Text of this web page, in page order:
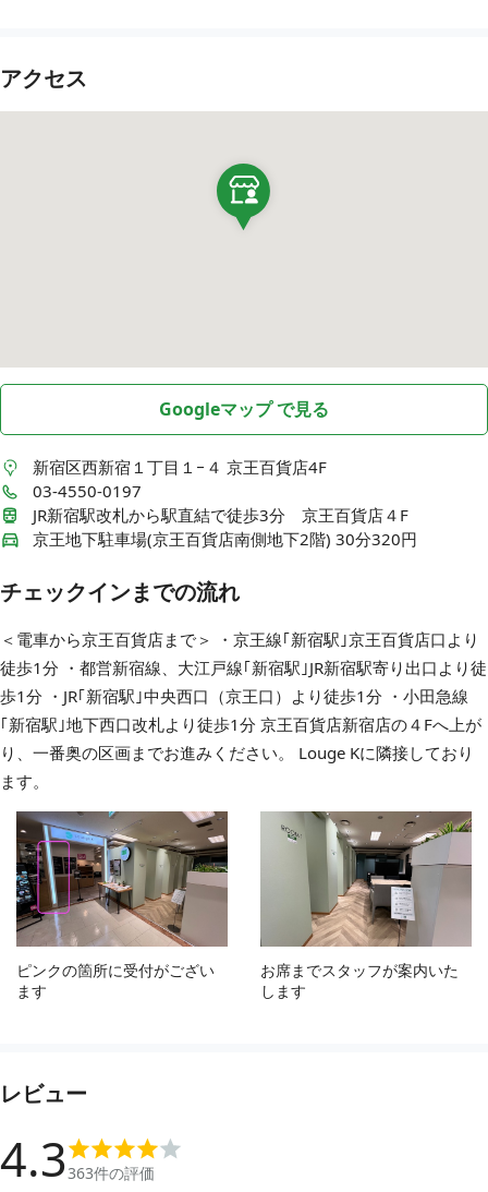
アクセス
Googleマップ で見る
新宿区西新宿１丁目１−４ 京王百貨店4F
03-4550-0197
JR新宿駅改札から駅直結で徒歩3分 京王百貨店４F
京王地下駐車場(京王百貨店南側地下2階) 30分320円
チェックインまでの流れ
＜電車から京王百貨店まで＞ ・京王線｢新宿駅｣京王百貨店口より
徒歩1分 ・都営新宿線、大江戸線｢新宿駅｣JR新宿駅寄り出口より徒
歩1分 ・JR｢新宿駅｣中央西口（京王口）より徒歩1分 ・小田急線
｢新宿駅｣地下西口改札より徒歩1分 京王百貨店新宿店の４Fへ上が
り、一番奥の区画までお進みください。 Louge Kに隣接しており
ます。
ピンクの箇所に受付がござい
ます
お席までスタッフが案内いた
します
レビュー
4.3363件の評価